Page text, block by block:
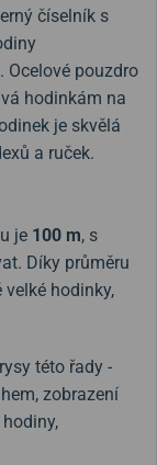
číselník s
. Ocelové pouzdro
hodinkám na
je skvělá
a ruček.
je 100 m, s
Díky průměru
velké hodinky,
této řady -
zobrazení